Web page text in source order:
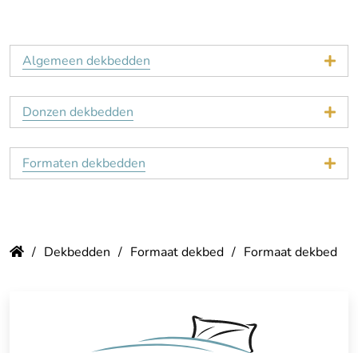
Algemeen dekbedden
Donzen dekbedden
Formaten dekbedden
Dekbedden Formaat dekbed Formaat dekbed